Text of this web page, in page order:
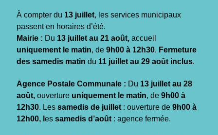
À compter du 13 juillet, les services municipaux
passent en horaires d’été.
Mairie : Du 13 juillet au 21 août, accueil
uniquement le matin, de 9h00 à 12h30. Fermeture
des samedis matin du 11 juillet au 29 août inclus.
Agence Postale Communale : Du 13 juillet au 28
août, ouverture uniquement le matin, de 9h00 à
12h30. Les samedis de juillet : ouverture de 9h00 à
12h00, l es samedis d’août : agence fermée.